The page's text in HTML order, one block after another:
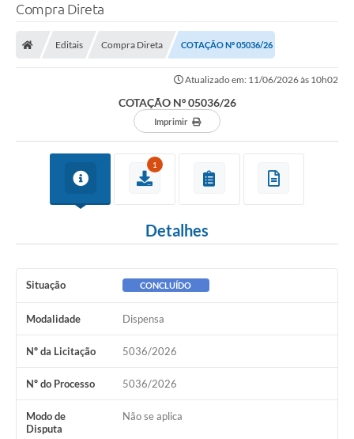
Galeria de Fotos
Arquivos para Download
Carta de Serviços
Notícias
Projetos
Compra Direta
Editais Compra Direta COTAÇÃO Nº 05036/26
Atualizado em: 11/06/2026 às 10h02
COTAÇÃO Nº 05036/26
Imprimir
1
Detalhes
Situação CONCLUÍDO
Modalidade Dispensa
Nº da Licitação 5036/2026
Nº do Processo 5036/2026
Modo de
Disputa
Não se aplica